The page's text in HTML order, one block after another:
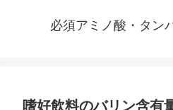
必須アミノ酸・タン
嗜好飲料のバリン含有